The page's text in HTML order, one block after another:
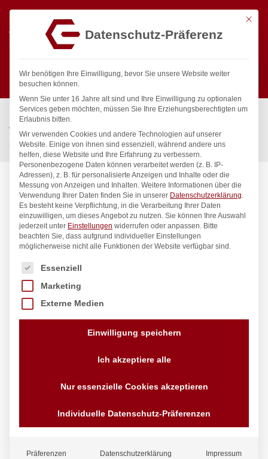
Suchen
Start / Gastronomiebedarf & Gastro Geräte für Profis
Wassertechnik
Wellnes
spa Kneipp’sche Garnitur 1/2″ Ø 20mm mit Schnellkupplung
Mit
Datenschutz-Präferenz
Wir benötigen Ihre Einwilligung, bevor Sie unsere Website weiter
besuchen können.
Wenn Sie unter 16 Jahre alt sind und Ihre Einwilligung zu optionalen
Services geben möchten, müssen Sie Ihre Erziehungsberechtigten um
Erlaubnis bitten.
Wir verwenden Cookies und andere Technologien auf unserer
Website. Einige von ihnen sind essenziell, während andere uns
helfen, diese Website und Ihre Erfahrung zu verbessern.
Personenbezogene Daten können verarbeitet werden (z. B. IP-
Adressen), z. B. für personalisierte Anzeigen und Inhalte oder die
Messung von Anzeigen und Inhalten. Weitere Informationen über die
Verwendung Ihrer Daten finden Sie in unserer Datenschutzerklärung.
Es besteht keine Verpflichtung, in die Verarbeitung Ihrer Daten
einzuwilligen, um dieses Angebot zu nutzen. Sie können Ihre Auswahl
jederzeit unter Einstellungen widerrufen oder anpassen. Bitte
beachten Sie, dass aufgrund individueller Einstellungen
möglicherweise nicht alle Funktionen der Website verfügbar sind.
Es folgt eine Liste der Service-Gruppen, für die eine
Essenziell
Marketing
Externe Medien
Einwilligung speichern
Ich akzeptiere alle
Nur essenzielle Cookies akzeptieren
Individuelle Datenschutz-Präferenzen
Präferenzen Datenschutzerklärung Impressum